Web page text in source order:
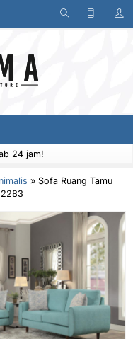
24 jam!
» Sofa Ruang Tamu